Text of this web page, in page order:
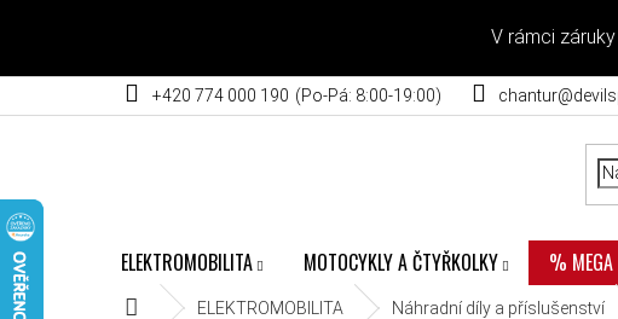
V rámci
+420 774 000 190
ELEKTROMOBILITA MOTOCYKLY A ČTYŘKOLKY % MEGA
Domů ELEKTROMOBILITA Náhradní díly a příslušenství